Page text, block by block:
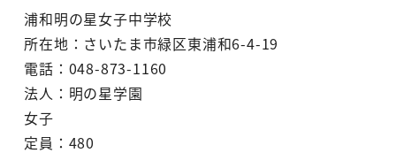
浦和明の星女子中学校
所在地：さいたま市緑区東浦和6-4-19
電話：048-873-1160
法人：明の星学園
女子
定員：480